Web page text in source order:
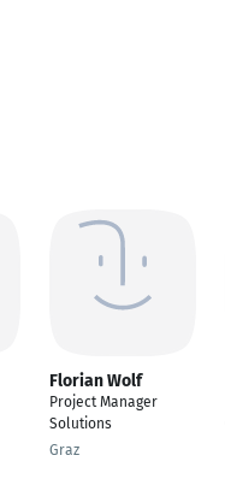
Florian Wolf
Project Manager
Solutions
Graz